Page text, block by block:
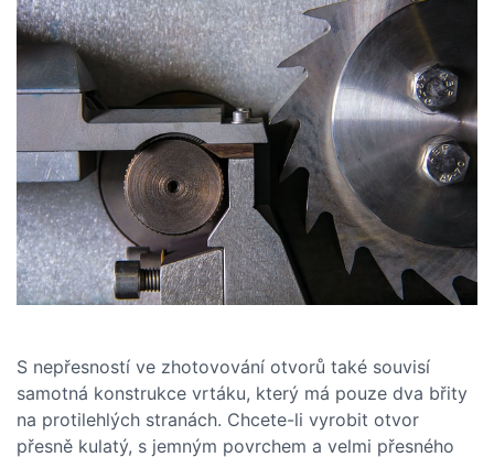
S nepřesností ve zhotovování otvorů také souvisí
samotná konstrukce vrtáku, který má pouze dva břity
na protilehlých stranách. Chcete-li vyrobit otvor
přesně kulatý, s jemným povrchem a velmi přesného